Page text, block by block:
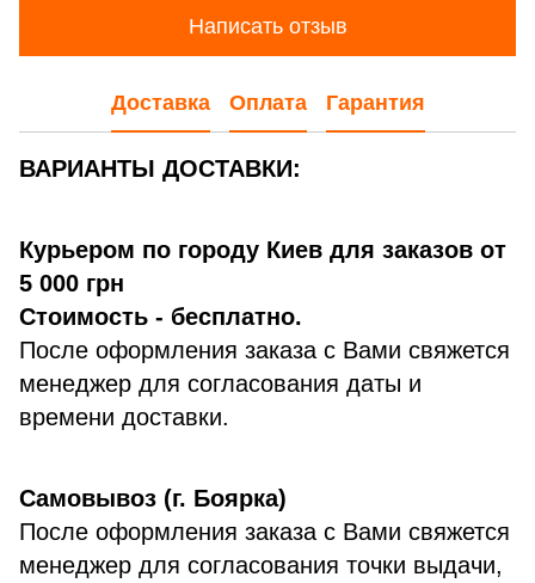
Написать отзыв
Доставка Оплата Гарантия
ВАРИАНТЫ ДОСТАВКИ:
Курьером по городу Киев для заказов от
5 000 грн
Стоимость - бесплатно.
После оформления заказа с Вами свяжется
менеджер для согласования даты и
времени доставки.
Самовывоз (г. Боярка)
После оформления заказа с Вами свяжется
менеджер для согласования точки выдачи,